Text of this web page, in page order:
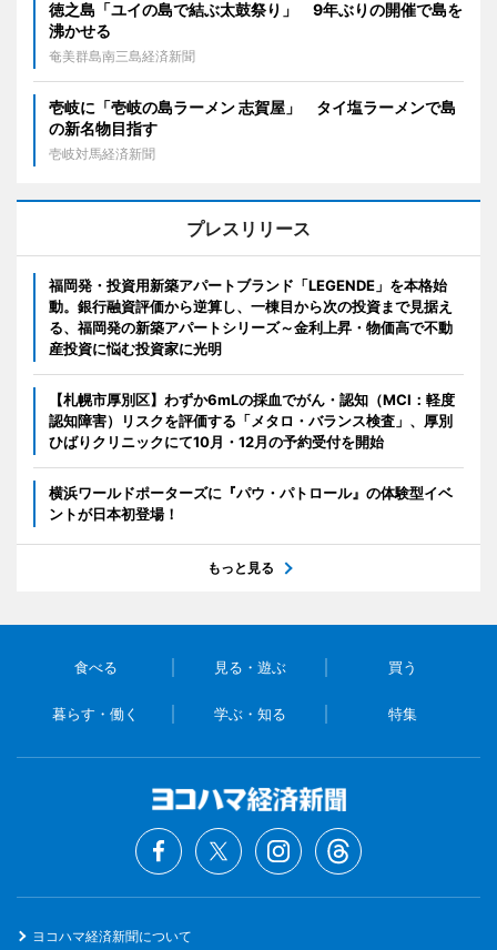
徳之島「ユイの島で結ぶ太鼓祭り」 9年ぶりの開催で島を
沸かせる
奄美群島南三島経済新聞
壱岐に「壱岐の島ラーメン 志賀屋」 タイ塩ラーメンで島
の新名物目指す
壱岐対馬経済新聞
プレスリリース
福岡発・投資用新築アパートブランド「LEGENDE」を本格始
動。銀行融資評価から逆算し、一棟目から次の投資まで見据え
る、福岡発の新築アパートシリーズ～金利上昇・物価高で不動
産投資に悩む投資家に光明
【札幌市厚別区】わずか6mLの採血でがん・認知（MCI：軽度
認知障害）リスクを評価する「メタロ・バランス検査」、厚別
ひばりクリニックにて10月・12月の予約受付を開始
横浜ワールドポーターズに『パウ・パトロール』の体験型イベ
ントが日本初登場！
もっと見る
食べる 見る・遊ぶ 買う
暮らす・働く 学ぶ・知る 特集
ヨコハマ経済新聞について